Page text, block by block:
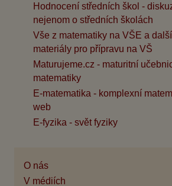
Hodnocení středních škol -
nejenom o středních školách
Vše z matematiky na VŠE a
materiály pro přípravu na VŠ
Maturujeme.cz - maturitní
matematiky
E-matematika - komplexní
web
E-fyzika - svět fyziky
O nás
V médiích